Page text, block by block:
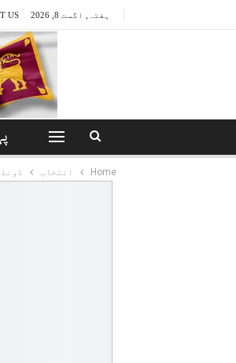
ہفتہ, اگست 8, 2026 US
Home انتخاب